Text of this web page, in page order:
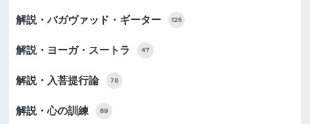
解説・バガヴァッド・ギーター 125
解説・ヨーガ・スートラ 47
解説・入菩提行論 78
解説・心の訓練 89